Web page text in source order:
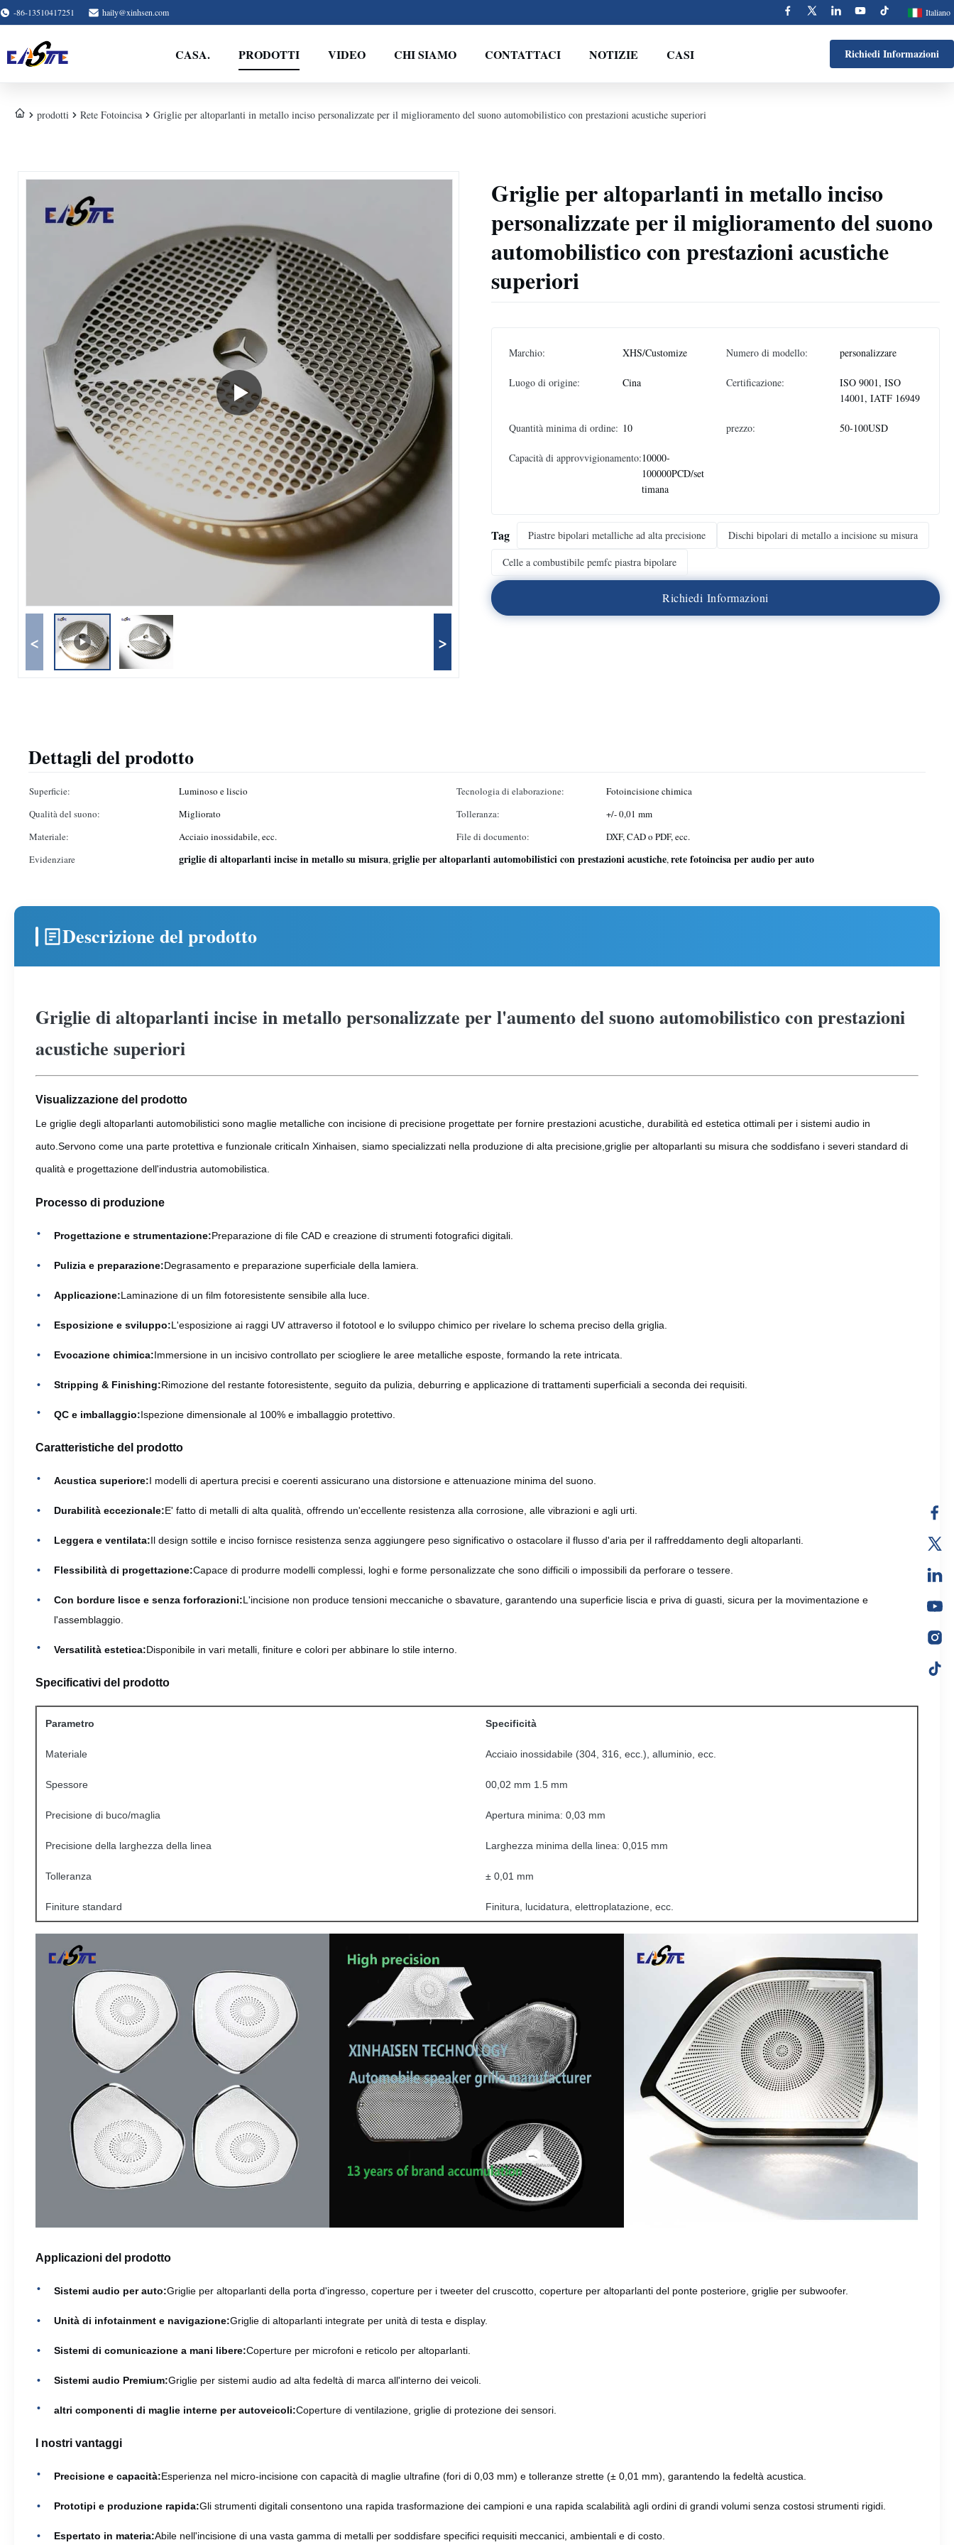
-86-13510417251 haily@xinhsen.com Italiano
CASA. PRODOTTI VIDEO CHI SIAMO CONTATTACI NOTIZIE CASI Richiedi Informazioni
prodotti Rete Fotoincisa Griglie per altoparlanti in metallo inciso personalizzate per il miglioramento del suono automobilistico con prestazioni acustiche superiori
< >
Griglie per altoparlanti in metallo inciso
personalizzate per il miglioramento del suono
automobilistico con prestazioni acustiche
superiori
Marchio: XHS/Customize Numero di modello: personalizzare
Luogo di origine: Cina Certificazione:
ISO 9001, ISO
14001, IATF 16949
Quantità minima di ordine: 10 prezzo: 50-100USD
Capacità di approvvigionamento:10000-
100000PCD/set
timana
Tag Piastre bipolari metalliche ad alta precisione
Dischi bipolari di metallo a incisione su misura
Celle a combustibile pemfc piastra bipolare
Richiedi Informazioni
Dettagli del prodotto
Superficie: Luminoso e liscio Tecnologia di elaborazione:
Fotoincisione chimica
Qualità del suono:
Migliorato Tolleranza:
+/- 0,01 mm
Materiale:
Acciaio inossidabile, ecc. File di documento:
DXF, CAD o PDF, ecc.
Evidenziare
griglie di altoparlanti incise in metallo su misura,griglie per altoparlanti automobilistici con prestazioni acustiche,rete fotoincisa per audio per auto
Descrizione del prodotto
Griglie di altoparlanti incise in metallo personalizzate per l'aumento del suono automobilistico con prestazioni
acustiche superiori
Visualizzazione del prodotto
Le griglie degli altoparlanti automobilistici sono maglie metalliche con incisione di precisione progettate per fornire prestazioni acustiche, durabilità ed estetica ottimali per i sistemi audio in
auto.Servono come una parte protettiva e funzionale criticaIn Xinhaisen, siamo specializzati nella produzione di alta precisione,griglie per altoparlanti su misura che soddisfano i severi standard di
qualità e progettazione dell'industria automobilistica.
Processo di produzione
Progettazione e strumentazione:Preparazione di file CAD e creazione di strumenti fotografici digitali.
Pulizia e preparazione:Degrasamento e preparazione superficiale della lamiera.
Applicazione:Laminazione di un film fotoresistente sensibile alla luce.
Esposizione e sviluppo:L'esposizione ai raggi UV attraverso il fototool e lo sviluppo chimico per rivelare lo schema preciso della griglia.
Evocazione chimica:Immersione in un incisivo controllato per sciogliere le aree metalliche esposte, formando la rete intricata.
Stripping & Finishing:Rimozione del restante fotoresistente, seguito da pulizia, deburring e applicazione di trattamenti superficiali a seconda dei requisiti.
QC e imballaggio:Ispezione dimensionale al 100% e imballaggio protettivo.
Caratteristiche del prodotto
Acustica superiore:I modelli di apertura precisi e coerenti assicurano una distorsione e attenuazione minima del suono.
Durabilità eccezionale:E' fatto di metalli di alta qualità, offrendo un'eccellente resistenza alla corrosione, alle vibrazioni e agli urti.
Leggera e ventilata:Il design sottile e inciso fornisce resistenza senza aggiungere peso significativo o ostacolare il flusso d'aria per il raffreddamento degli altoparlanti.
Flessibilità di progettazione:Capace di produrre modelli complessi, loghi e forme personalizzate che sono difficili o impossibili da perforare o tessere.
Con bordure lisce e senza forforazioni:L'incisione non produce tensioni meccaniche o sbavature, garantendo una superficie liscia e priva di guasti, sicura per la movimentazione e
l'assemblaggio.
Versatilità estetica:Disponibile in vari metalli, finiture e colori per abbinare lo stile interno.
Specificativi del prodotto
Parametro Specificità
Materiale Acciaio inossidabile (304, 316, ecc.), alluminio, ecc.
Spessore 00,02 mm 1.5 mm
Precisione di buco/maglia Apertura minima: 0,03 mm
Precisione della larghezza della linea Larghezza minima della linea: 0,015 mm
Tolleranza ± 0,01 mm
Finiture standard Finitura, lucidatura, elettroplatazione, ecc.
Applicazioni del prodotto
Sistemi audio per auto:Griglie per altoparlanti della porta d'ingresso, coperture per i tweeter del cruscotto, coperture per altoparlanti del ponte posteriore, griglie per subwoofer.
Unità di infotainment e navigazione:Griglie di altoparlanti integrate per unità di testa e display.
Sistemi di comunicazione a mani libere:Coperture per microfoni e reticolo per altoparlanti.
Sistemi audio Premium:Griglie per sistemi audio ad alta fedeltà di marca all'interno dei veicoli.
altri componenti di maglie interne per autoveicoli:Coperture di ventilazione, griglie di protezione dei sensori.
I nostri vantaggi
Precisione e capacità:Esperienza nel micro-incisione con capacità di maglie ultrafine (fori di 0,03 mm) e tolleranze strette (± 0,01 mm), garantendo la fedeltà acustica.
Prototipi e produzione rapida:Gli strumenti digitali consentono una rapida trasformazione dei campioni e una rapida scalabilità agli ordini di grandi volumi senza costosi strumenti rigidi.
Espertato in materia:Abile nell'incisione di una vasta gamma di metalli per soddisfare specifici requisiti meccanici, ambientali e di costo.